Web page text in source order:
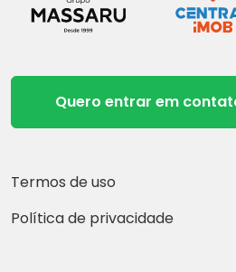
Quero entrar em
Termos de uso
Política de privacidade